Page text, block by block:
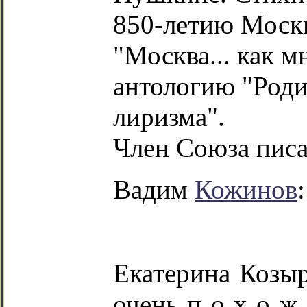
850-летию
"Москва... как
антологию
лиризма".
Член Союза
Вадим Кожинов:
Екатерина